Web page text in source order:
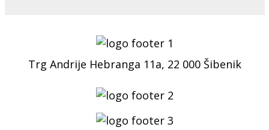
Trg Andrije Hebranga 11a, 22 000 Šibenik